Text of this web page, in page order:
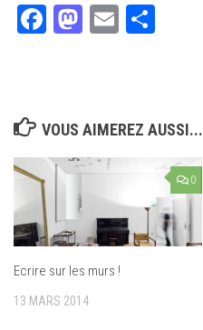
Facebook
Mastodon
Email
VOUS AIMEREZ AUSSI...
0
Ecrire sur les murs !
13 MARS 2014